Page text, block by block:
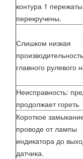
контура 1
перекручены.
Слишком низкая
производительность
главного рулевого
Неисправность:
продолжает гореть
Короткое
проводе от лампы
индикатора до
датчика.